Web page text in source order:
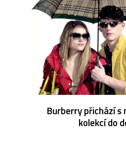
Burberry přichází s
kolekcí do